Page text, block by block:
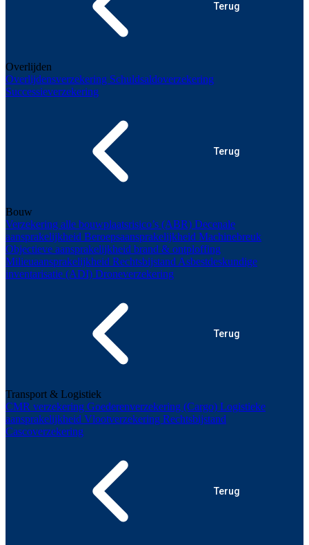
Terug
Overlijden
Overlijdensverzekering Schuldsaldoverzekering
Successieverzekering
Terug
Bouw
Verzekering alle bouwplaatsrisico’s (ABR) Decenale
aansprakelijkheid Beroepsaansprakelijkheid Machinebreuk
Objectieve aansprakelijkheid brand & ontploffing
Milieuaansprakelijkheid Rechtsbijstand Asbestdeskundige
inventarisatie (ADI) Droneverzekering
Terug
Transport & Logistiek
CMR verzekering Goederenverzekering (Cargo) Logistieke
aansprakelijkheid Vlootverzekering Rechtsbijstand
Cascoverzekering
Terug